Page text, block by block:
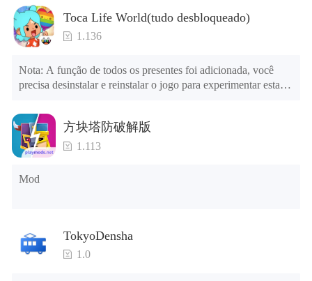
Toca Life World(tudo desbloqueado)
1.136
Nota: A função de todos os presentes foi adicionada, você
precisa desinstalar e reinstalar o jogo para experimentar esta
menu mod
1. O jogo está três vezes mais rápido do que antes
2. Incluindo todos os mapas (incluindo salas e móveis)
3. Inclua todas as funções
4. Todos os presentes estão disponíveis (você pode deslizar
Dicas: Quando a instalação falhar, consulte as seguintes
方块塔防破解版
1.113
Mod
TokyoDensha
1.0